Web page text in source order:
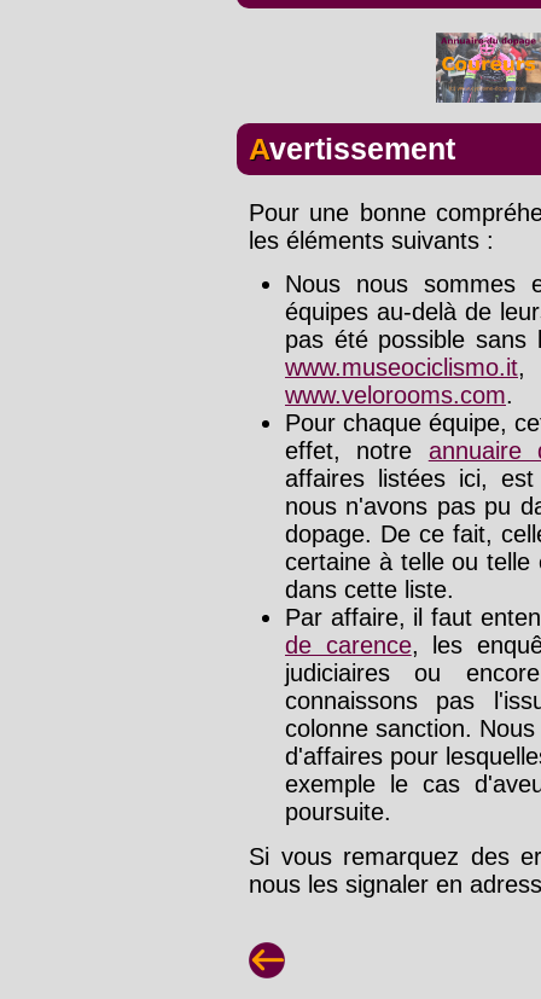
Avertissement
Pour une bonne
les éléments suivants :
Nous nous sommes
équipes au-delà de
pas été possible sans
www.museociclismo.it
www.velorooms.com.
Pour chaque équipe,
effet, notre annuaire
affaires listées ici,
nous n'avons pas pu
dopage. De ce fait,
certaine à telle ou telle
dans cette liste.
Par affaire, il faut
de carence, les
judiciaires ou
connaissons pas
colonne sanction.
d'affaires pour
exemple le cas
poursuite.
Si vous remarquez des
nous les signaler en